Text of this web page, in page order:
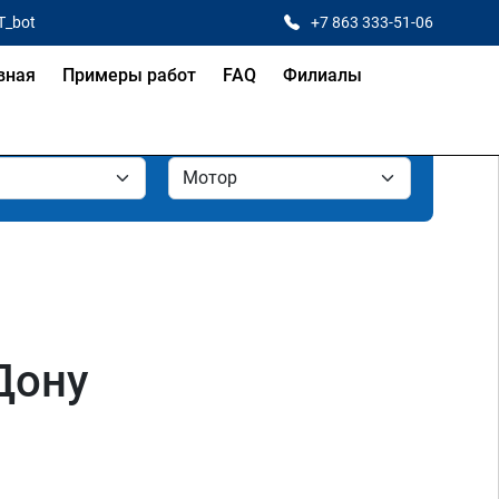
+7 863 333-51-06
Примеры работ FAQ Филиалы